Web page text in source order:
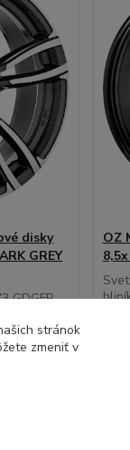
disky
GREY
GDGFP
10 dní |
4ks
OZ
stránok
zmeniť v